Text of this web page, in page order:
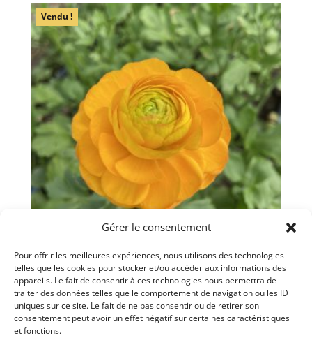
Gérer le consentement
Pour offrir les meilleures expériences, nous utilisons des technologies
telles que les cookies pour stocker et/ou accéder aux informations des
appareils. Le fait de consentir à ces technologies nous permettra de
traiter des données telles que le comportement de navigation ou les ID
uniques sur ce site. Le fait de ne pas consentir ou de retirer son
consentement peut avoir un effet négatif sur certaines caractéristiques
et fonctions.
Vendu !
Renoncules ‘Clémentine’
$10.00